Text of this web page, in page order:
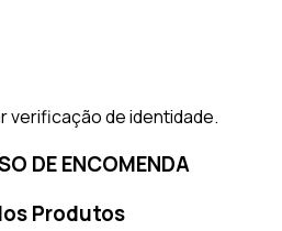
verificação de identidade.
DE ENCOMENDA
Produtos